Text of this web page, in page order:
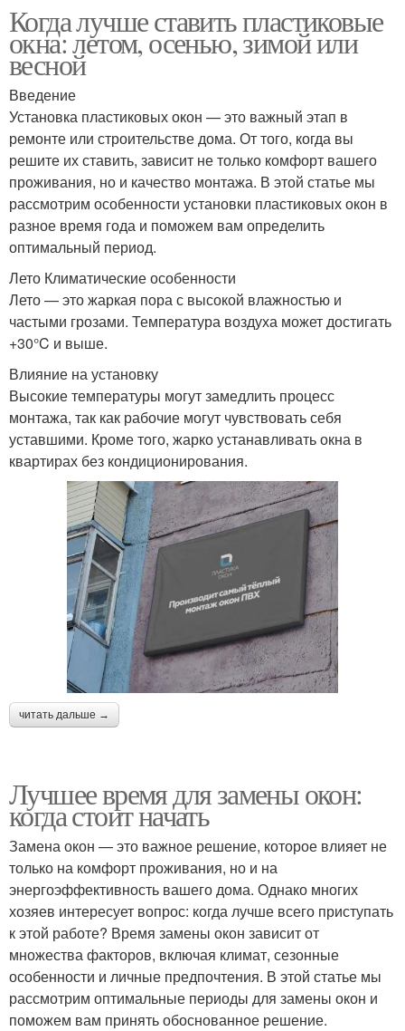
Когда лучше ставить пластиковые
окна: летом, осенью, зимой или
весной
Введение
Установка пластиковых окон — это важный этап в
ремонте или строительстве дома. От того, когда вы
решите их ставить, зависит не только комфорт вашего
проживания, но и качество монтажа. В этой статье мы
рассмотрим особенности установки пластиковых окон в
разное время года и поможем вам определить
оптимальный период.
Лето Климатические особенности
Лето — это жаркая пора с высокой влажностью и
частыми грозами. Температура воздуха может достигать
+30°C и выше.
Влияние на установку
Высокие температуры могут замедлить процесс
монтажа, так как рабочие могут чувствовать себя
уставшими. Кроме того, жарко устанавливать окна в
квартирах без кондиционирования.
читать дальше →
Лучшее время для замены окон:
когда стоит начать
Замена окон — это важное решение, которое влияет не
только на комфорт проживания, но и на
энергоэффективность вашего дома. Однако многих
хозяев интересует вопрос: когда лучше всего приступать
к этой работе? Время замены окон зависит от
множества факторов, включая климат, сезонные
особенности и личные предпочтения. В этой статье мы
рассмотрим оптимальные периоды для замены окон и
поможем вам принять обоснованное решение.